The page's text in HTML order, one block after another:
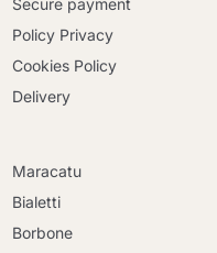
Secure payment
Policy Privacy
Cookies Policy
Delivery
Maracatu
Bialetti
Borbone